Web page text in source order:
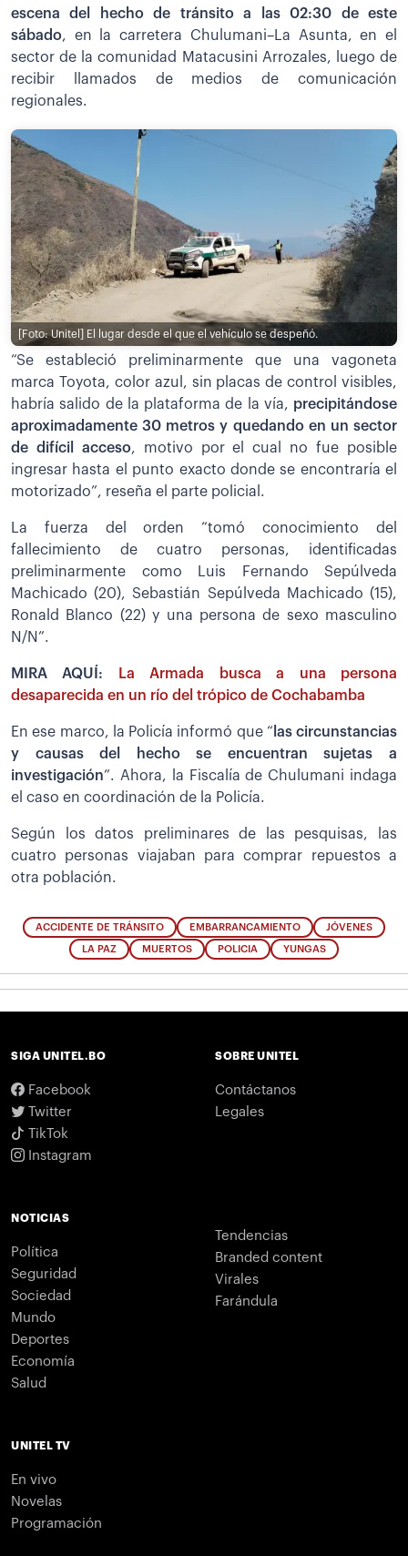
escena del hecho de tránsito a las 02:30 de este
sábado, en la carretera Chulumani–La Asunta, en el
sector de la comunidad Matacusini Arrozales, luego de
recibir llamados de medios de comunicación
regionales.
[Foto: Unitel] El lugar desde el que el vehículo se despeñó.
“Se estableció preliminarmente que una vagoneta
marca Toyota, color azul, sin placas de control visibles,
habría salido de la plataforma de la vía, precipitándose
aproximadamente 30 metros y quedando en un sector
de difícil acceso, motivo por el cual no fue posible
ingresar hasta el punto exacto donde se encontraría el
motorizado”, reseña el parte policial.
La fuerza del orden “tomó conocimiento del
fallecimiento de cuatro personas, identificadas
preliminarmente como Luis Fernando Sepúlveda
Machicado (20), Sebastián Sepúlveda Machicado (15),
Ronald Blanco (22) y una persona de sexo masculino
N/N”.
MIRA AQUÍ:
La Armada busca a una persona
desaparecida en un río del trópico de Cochabamba
En ese marco, la Policía informó que “ las circunstancias
y causas del hecho se encuentran sujetas a
investigación”. Ahora, la Fiscalía de Chulumani indaga
el caso en coordinación de la Policía.
Según los datos preliminares de las pesquisas, las
cuatro personas viajaban para comprar repuestos a
otra población.
ACCIDENTE DE TRÁNSITO EMBARRANCAMIENTO JÓVENES
LA PAZ MUERTOS POLICIA YUNGAS
SIGA UNITEL.BO
Facebook
Twitter
TikTok
Instagram
SOBRE UNITEL
Contáctanos
Legales
NOTICIAS
Política
Seguridad
Sociedad
Mundo
Deportes
Economía
Salud
Tendencias
Branded content
Virales
Farándula
UNITEL TV
En vivo
Novelas
Programación